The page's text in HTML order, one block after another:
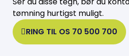
tømning hurtigst muligt.
RING TIL OS 70 500 700